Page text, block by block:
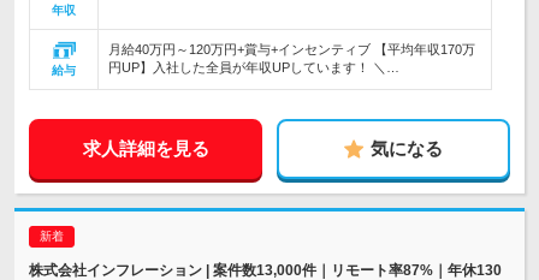
年収
給与
月給40万円～120万円+賞与+インセンティブ 【平均年収170万
円UP】入社した全員が年収UPしています！ ＼…
求人詳細を見る 気になる
株式会社インフレーション | 案件数13,000件｜リモート率87%｜年休130